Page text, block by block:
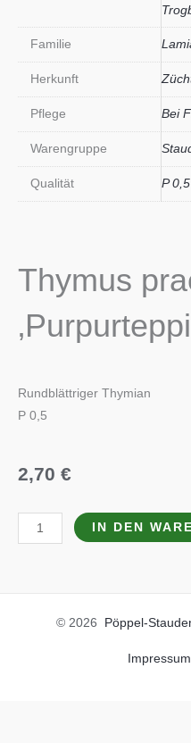
Familie
Herkunft
Pflege Bei
Warengruppe
Qualität P 0,5
Thymus
Rundblättriger Thymian
P 0,5
2,70 €
Thymus
praecox
IN DEN
© 2026 Pöppel-
Impressum